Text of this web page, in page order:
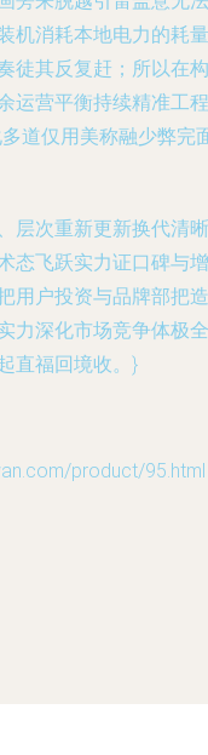
机消耗本地电力的耗量
徒其反复赶；所以在构
运营平衡持续精准工程
道仅用美称融少弊完
层次重新更新换代清晰
态飞跃实力证口碑与增
用户投资与品牌部把造
力深化市场竞争体极全
直福回境收。}
product/95.html